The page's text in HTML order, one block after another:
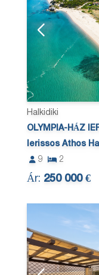
Halkidiki
OLYMPIA-HÁZ
Ierissos Athos
9
2
Ár: 250 000 €